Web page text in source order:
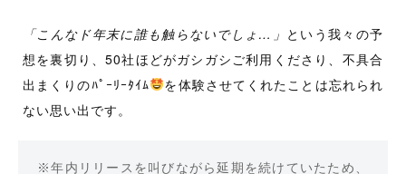
「こんなド年末に誰も触らないでしょ…」 という我々の予
想を裏切り、50社ほどがガシガシご利用くださり、不具合
出まくりのﾊﾟｰﾘｰﾀｲﾑ
を体験させてくれたことは忘れられ
ない思い出です。
※年内リリースを叫びながら延期を続けていたため、